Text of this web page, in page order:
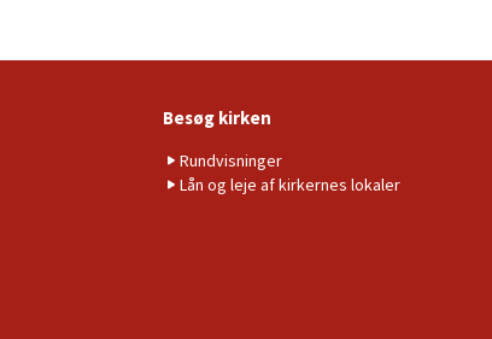
Besøg kirken
Rundvisninger
Lån og leje af kirkernes lokaler